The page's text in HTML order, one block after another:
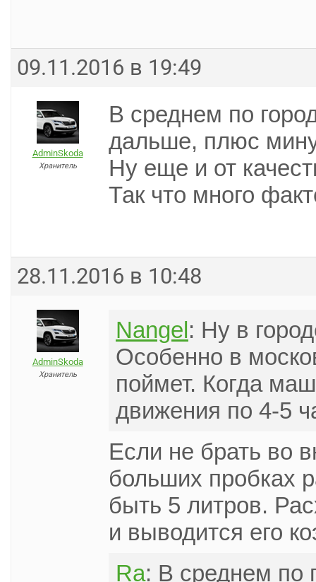
09.11.2016 в 19:49
AdminSkoda
Хранитель
В среднем по
дальше, плюс
Ну еще и от
Так что много
28.11.2016 в 10:48
AdminSkoda
Хранитель
Nangel: Ну в
Особенно в
поймет. Когда
движения по 4-5
Если не брать во
больших пробках
быть 5 литров.
и выводится его
Ra: В среднем по